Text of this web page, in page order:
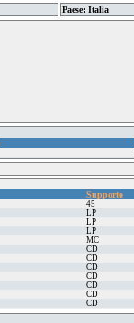
Paese: Italia
Supporto
45
LP
LP
LP
MC
CD
CD
CD
CD
CD
CD
CD